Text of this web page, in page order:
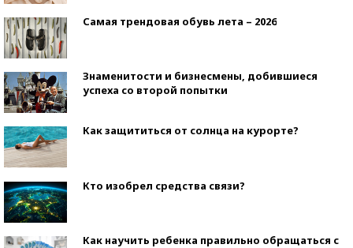
Самая трендовая обувь лета – 2026
Знаменитости и бизнесмены, добившиеся
успеха со второй попытки
Как защититься от солнца на курорте?
Кто изобрел средства связи?
Как научить ребенка правильно обращаться с